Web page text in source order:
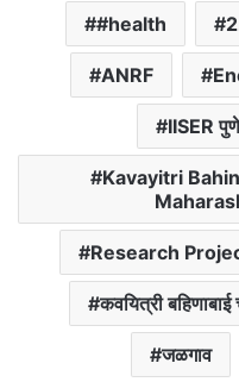
#health
ANRF
IISER पुणे
Kavayitri
Research
कवयित्री बहिणाबाई
जळगाव